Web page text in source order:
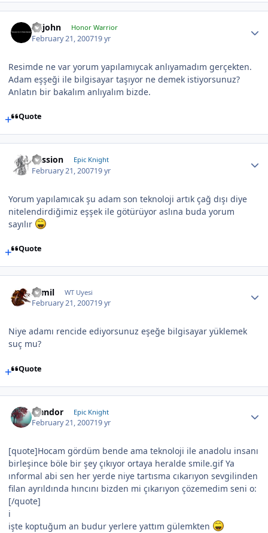
Alijohn Honor Warrior
February 21, 200719 yr
Resimde ne var yorum yapılamıycak anlıyamadım gerçekten.
Adam eşşeği ile bilgisayar taşıyor ne demek istiyorsunuz?
Anlatın bir bakalım anlıyalım bizde.
Quote
Passion Epic Knight
February 21, 200719 yr
Yorum yapılamıcak şu adam son teknoloji artık çağ dışı diye
nitelendirdiğimiz eşşek ile götürüyor aslına buda yorum
sayılır
Quote
xamil WT Uyesi
February 21, 200719 yr
Niye adamı rencide ediyorsunuz eşeğe bilgisayar yüklemek
suç mu?
Quote
Isandor Epic Knight
February 21, 200719 yr
[quote]Hocam gördüm bende ama teknoloji ile anadolu insanı
birleşince böle bir şey çıkıyor ortaya heralde smile.gif Ya
ınformal abi sen her yerde niye tartısma cıkarıyon sevgilinden
filan ayrıldında hıncını bizden mi çıkarıyon çözemedim seni o:
[/quote]
i
işte koptuğum an budur yerlere yattım gülemkten